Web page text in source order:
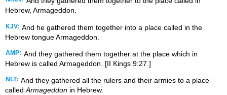
Hebrew, Armageddon.
KJV: And he gathered them together into a place called in the
Hebrew tongue Armageddon.
AMP: And they gathered them together at the place which in
Hebrew is called Armageddon. [II Kings 9:27.]
NLT: And they gathered all the rulers and their armies to a place
calledArmageddon in Hebrew.